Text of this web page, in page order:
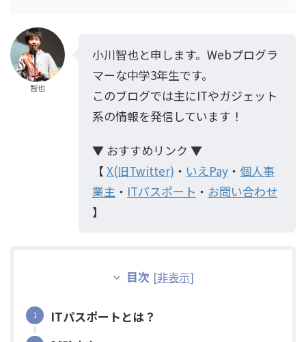
智也
小川智也と申します。Webプログラ
マーな中学3年生です。
このブログでは主にITやガジェット
系の情報を発信しています！
▼ おすすめリンク ▼
【 X(旧Twitter) ・ いえPay ・ 個人事
業主 ・ ITパスポート ・ お問い合わせ
】
目次 [非表示]
ITパスポートとは？